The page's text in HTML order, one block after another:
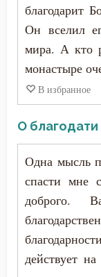
Молитва
Молчание
Монастырь
Мученичество
Мысли
Надежда
Наказание
Наслаждение
Исаак Сирин
Исидор
Исихий
Каллист
Киприан
Кирилл
благодарит
Он вселил
мира. А кто
монастыре
В избранное
О благодати
Одна мысль
спасти мне
доброго.
действует